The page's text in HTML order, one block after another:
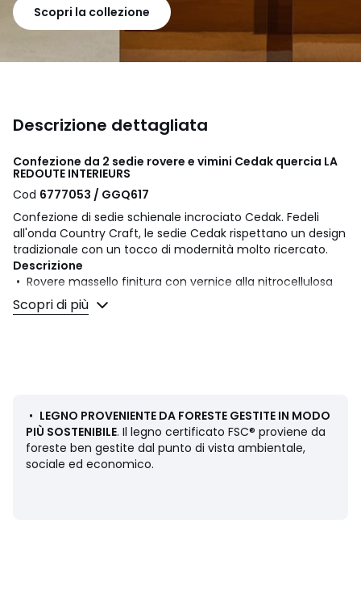
Scopri la collezione
Descrizione dettagliata
Confezione da 2 sedie rovere e vimini Cedak quercia LA
REDOUTE INTERIEURS
Cod 6777053 / GGQ617
Confezione di sedie schienale incrociato Cedak. Fedeli
all'onda Country Craft, le sedie Cedak rispettano un design
tradizionale con un tocco di modernità molto ricercato.
Descrizione
• Rovere massello finitura con vernice alla nitrocellulosa
• Seduta vero vimini naturale
• Piedini in plastica.
Totali: • Larghezza: 50 cm
• Altezza: 88,5 cm
• Profondità: 57 cm.
Scopri di più
• LEGNO PROVENIENTE DA FORESTE GESTITE IN MODO
PIÙ SOSTENIBILE. Il legno certificato FSC® proviene da
foreste ben gestite dal punto di vista ambientale,
sociale ed economico.